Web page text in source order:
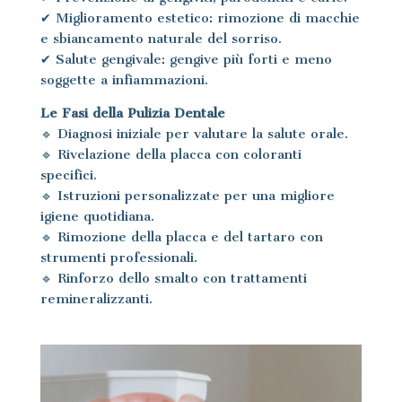
✔ Miglioramento estetico: rimozione di macchie
e sbiancamento naturale del sorriso.
✔ Salute gengivale: gengive più forti e meno
soggette a infiammazioni.
Le Fasi della Pulizia Dentale
🔹 Diagnosi iniziale per valutare la salute orale.
🔹 Rivelazione della placca con coloranti
specifici.
🔹 Istruzioni personalizzate per una migliore
igiene quotidiana.
🔹 Rimozione della placca e del tartaro con
strumenti professionali.
🔹 Rinforzo dello smalto con trattamenti
remineralizzanti.